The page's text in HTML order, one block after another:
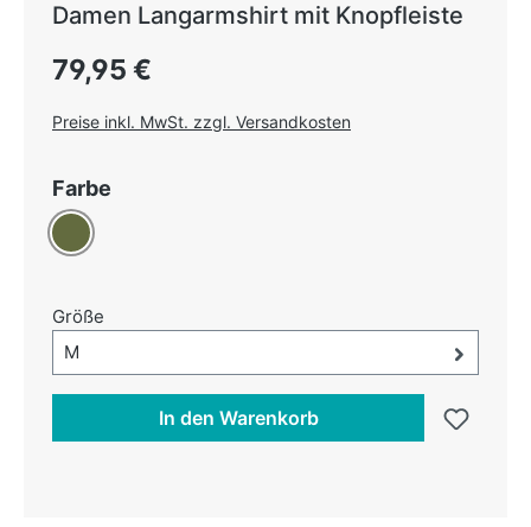
Damen Langarmshirt mit Knopfleiste
Regulärer Preis:
79,95 €
Preise inkl. MwSt. zzgl. Versandkosten
Farbe
Oliv
Größe
Größe-Auswahl öffnen, aktuell ausgewählt:
M
In den Warenkorb